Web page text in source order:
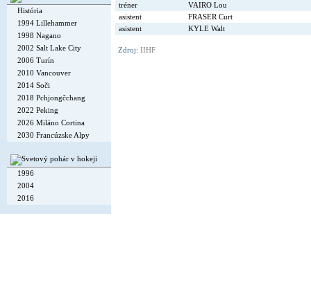
História
1994 Lillehammer
1998 Nagano
2002 Salt Lake City
2006 Turín
2010 Vancouver
2014 Soči
2018 Pchjongčchang
2022 Peking
2026 Miláno Cortina
2030 Francúzske Alpy
1996
2004
2016
tréner
VAIRO Lou
asistent
FRASER Curt
asistent
KYLE Walt
Zdroj: IIHF